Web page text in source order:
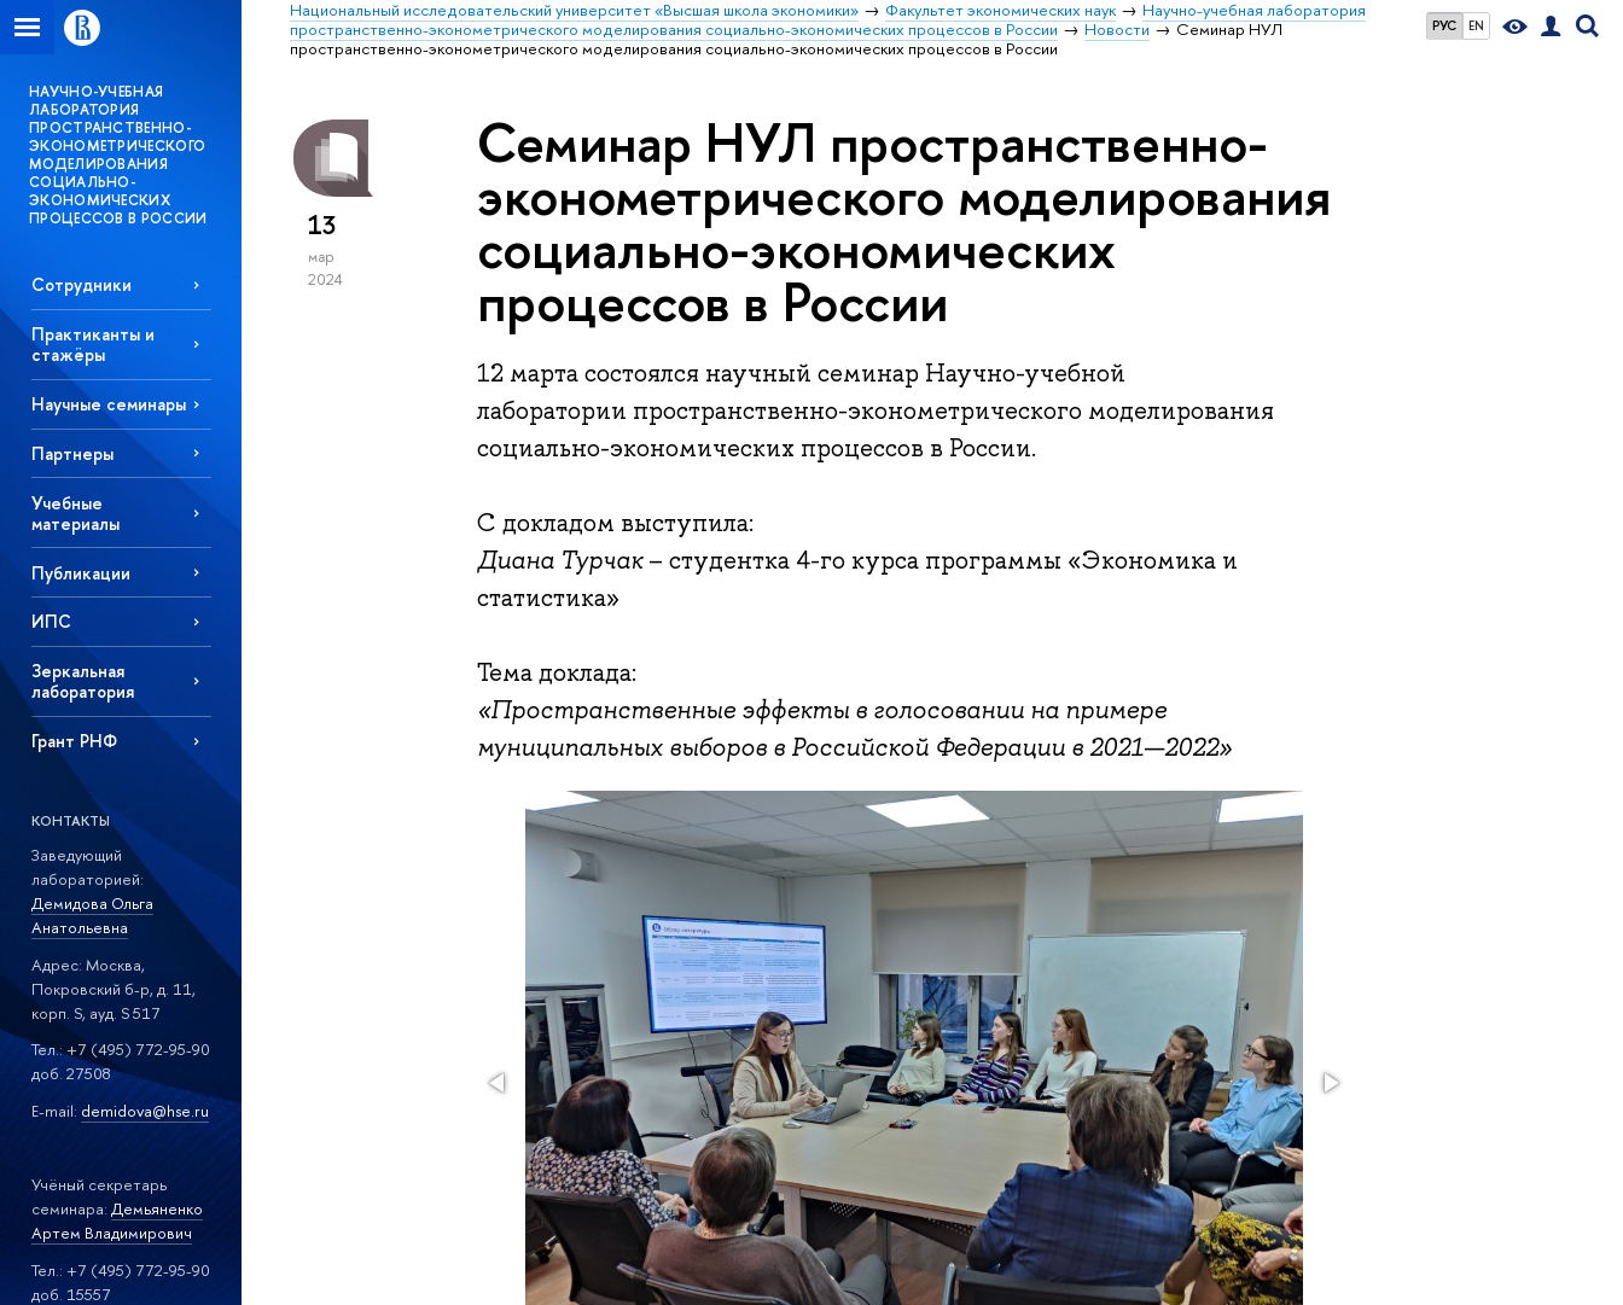
РУС EN
Национальный исследовательский университет «Высшая школа экономики» Факультет экономических наук
Научно-учебная лаборатория
пространственно-эконометрического моделирования социально-экономических процессов в России
Новости
Семинар НУЛ
пространственно-эконометрического моделирования социально-экономических процессов в России
НАУЧНО-УЧЕБНАЯ
ЛАБОРАТОРИЯ
ПРОСТРАНСТВЕННО-
ЭКОНОМЕТРИЧЕСКОГО
МОДЕЛИРОВАНИЯ
СОЦИАЛЬНО-
ЭКОНОМИЧЕСКИХ
ПРОЦЕССОВ В РОССИИ
Сотрудники
Практиканты и
стажёры
Научные семинары
Партнеры
Учебные
материалы
Публикации
ИПС
Зеркальная
лаборатория
Грант РНФ
КОНТАКТЫ
Заведующий
лабораторией:
Демидова Ольга
Анатольевна
Адрес: Москва,
Покровский б-р, д. 11,
корп. S, ауд. S 517
Тел.: +7 (495) 772-95-90
доб. 27508
E-mail: demidova@hse.ru
Учёный секретарь
семинара: Демьяненко
Артем Владимирович
Тел.: +7 (495) 772-95-90
доб. 15557
13
мар
2024
Семинар НУЛ пространственно-
эконометрического моделирования
социально-экономических
процессов в России
12 марта состоялся научный семинар Научно-учебной
лаборатории пространственно-эконометрического моделирования
социально-экономических процессов в России.
С докладом выступила:
Диана Турчак– студентка 4-го курса программы «Экономика и
статистика»
Тема доклада:
«Пространственные эффекты в голосовании на примере
муниципальных выборов в Российской Федерации в 2021—2022»